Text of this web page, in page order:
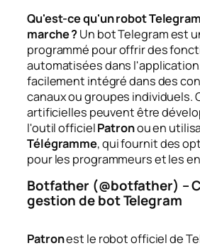
Qu'est-ce qu'un robot
marche ?Un bot Telegram est
programmé pour offrir des
automatisées dans
facilement intégré dans des
canaux ou groupes individuels.
artificielles peuvent être
l'outil officielPatronou en
Télégramme, qui fournit des
pour les programmeurs et les
Botfather (@botfather) –
gestion de bot Telegram
Patronest le robot officiel de